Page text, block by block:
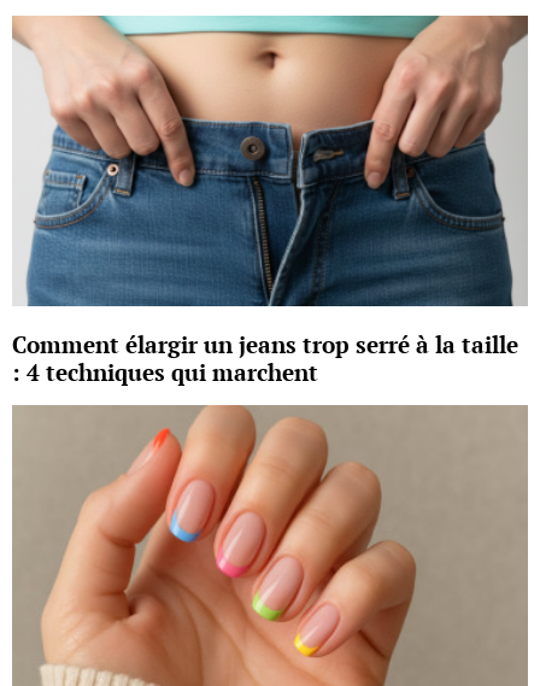
Comment élargir un jeans trop serré à la taille
: 4 techniques qui marchent